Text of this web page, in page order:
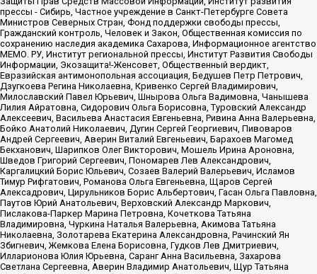
прессы - Сибирь, Частное учреждение в Санкт-Петербурге Совета
Министров Северных Стран, Фонд поддержки свободы прессы,
Гражданский контроль, Человек и Закон, Общественная комиссия по
сохранению наследия академика Сахарова, Информационное агентство
МЕМО. РУ, Институт региональной прессы, Институт Развития Свободы
Информации, Экозащита!-Женсовет, Общественный вердикт,
Евразийская антимонопольная ассоциация, Бедушев Петр Петрович,
Дзугкоева Регина Николаевна, Кривенко Сергей Владимирович,
Милославский Павел Юрьевич, Шнырова Ольга Вадимовна, Чанышева
Лилия Айратовна, Сидорович Ольга Борисовна, Туровский Александр
Алексеевич, Васильева Анастасия Евгеньевна, Ривина Анна Валерьевна,
Бойко Анатолий Николаевич, Дугин Сергей Георгиевич, Пивоваров
Андрей Сергеевич, Аверин Виталий Евгеньевич, Барахоев Магомед
Бекханович, Шарипков Олег Викторович, Мошель Ирина Ароновна,
Шведов Григорий Сергеевич, Пономарев Лев Александрович,
Каргалицкий Борис Юльевич, Созаев Валерий Валерьевич, Исламов
Тимур Рифгатович, Романова Ольга Евгеньевна, Щаров Сергей
Алексадрович, Цирульников Борис Альбертович, Гасан Ольга Павловна,
Паутов Юрий Анатольевич, Верховский Александр Маркович,
Пислакова-Паркер Марина Петровна, Кочеткова Татьяна
Владимировна, Чуркина Наталья Валерьевна, Акимова Татьяна
Николаевна, Золотарева Екатерина Александровна, Рачинский Ян
Збигневич, Жемкова Елена Борисовна, Гудков Лев Дмитриевич,
Илларионова Юлия Юрьевна, Саранг Анна Васильевна, Захарова
Светлана Сергеевна, Аверин Владимир Анатольевич, Щур Татьяна